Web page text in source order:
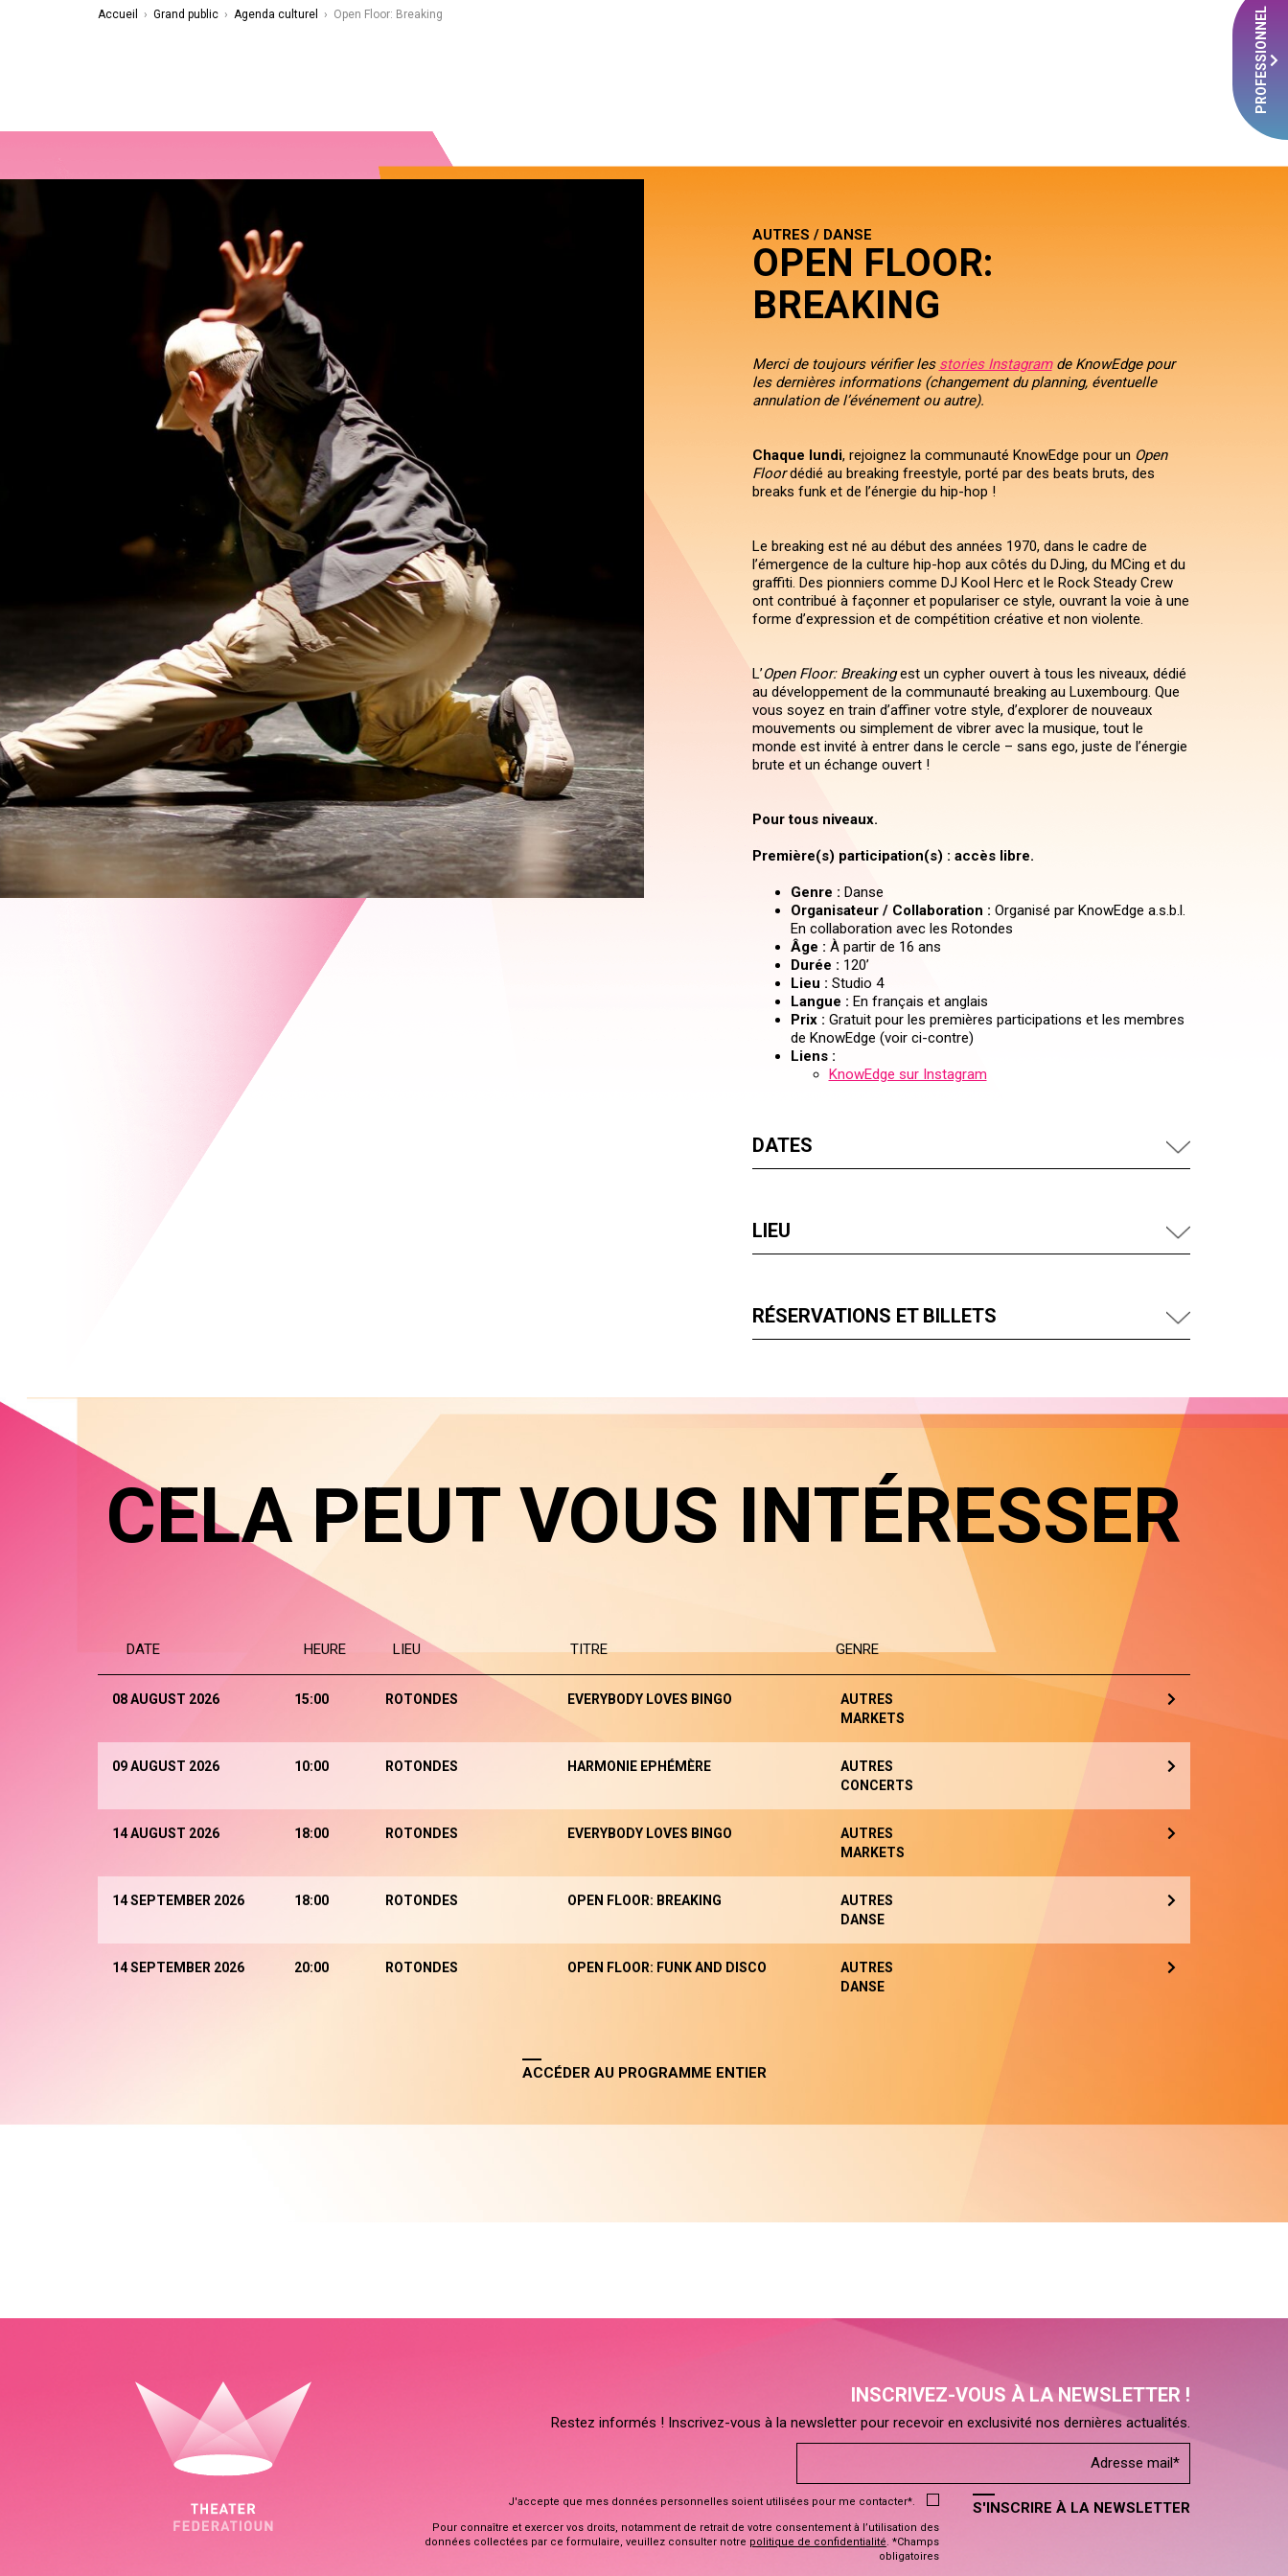
PROFESSIONNEL
Accueil › Grand public › Agenda culturel › Open Floor: Breaking
AUTRES / DANSE
OPEN FLOOR:
BREAKING
Merci de toujours vérifier les stories Instagramde KnowEdge pour
les dernières informations (changement du planning, éventuelle
annulation de l’événement ou autre).
Chaque lundi, rejoignez la communauté KnowEdge pour un Open
Floordédié au breaking freestyle, porté par des beats bruts, des
breaks funk et de l’énergie du hip-hop !
Le breaking est né au début des années 1970, dans le cadre de
l’émergence de la culture hip-hop aux côtés du DJing, du MCing et du
graffiti. Des pionniers comme DJ Kool Herc et le Rock Steady Crew
ont contribué à façonner et populariser ce style, ouvrant la voie à une
forme d’expression et de compétition créative et non violente.
L’Open Floor: Breakingest un cypher ouvert à tous les niveaux, dédié
au développement de la communauté breaking au Luxembourg. Que
vous soyez en train d’affiner votre style, d’explorer de nouveaux
mouvements ou simplement de vibrer avec la musique, tout le
monde est invité à entrer dans le cercle – sans ego, juste de l’énergie
brute et un échange ouvert !
Pour tous niveaux.
Première(s) participation(s) : accès libre.
Genre : Danse
Organisateur / Collaboration : Organisé par KnowEdge a.s.b.l.
En collaboration avec les Rotondes
Âge : À partir de 16 ans
Durée : 120’
Lieu : Studio 4
Langue : En français et anglais
Prix : Gratuit pour les premières participations et les membres
de KnowEdge (voir ci-contre)
Liens :
KnowEdge sur Instagram
DATES
LIEU
RÉSERVATIONS ET BILLETS
CELA PEUT VOUS INTÉRESSER
DATE HEURE LIEU TITRE GENRE
08 AUGUST 2026 15:00 ROTONDES EVERYBODY LOVES BINGO
AUTRES
MARKETS
09 AUGUST 2026 10:00 ROTONDES HARMONIE EPHÉMÈRE
AUTRES
CONCERTS
14 AUGUST 2026 18:00 ROTONDES EVERYBODY LOVES BINGO
AUTRES
MARKETS
14 SEPTEMBER 2026 18:00 ROTONDES OPEN FLOOR: BREAKING
AUTRES
DANSE
14 SEPTEMBER 2026 20:00 ROTONDES OPEN FLOOR: FUNK AND DISCO
AUTRES
DANSE
ACCÉDER AU PROGRAMME ENTIER
INSCRIVEZ-VOUS À LA NEWSLETTER !
Restez informés ! Inscrivez-vous à la newsletter pour recevoir en exclusivité nos dernières actualités.
J'accepte que mes données personnelles soient utilisées pour me contacter*.
Pour connaître et exercer vos droits, notamment de retrait de votre consentement à l’utilisation des
données collectées par ce formulaire, veuillez consulter notre politique de confidentialité. *Champs
obligatoires
S'INSCRIRE À LA NEWSLETTER